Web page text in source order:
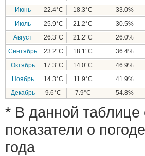
Июнь
22.4°C 18.3°C 33.0%
Июль
25.9°C 21.2°C 30.5%
Август
26.3°C 21.2°C 26.0%
Сентябрь
23.2°C 18.1°C 36.4%
Октябрь
17.3°C 14.0°C 46.9%
Ноябрь
14.3°C 11.9°C 41.9%
Декабрь
9.6°C 7.9°C 54.8%
* В данной
показатели о
года